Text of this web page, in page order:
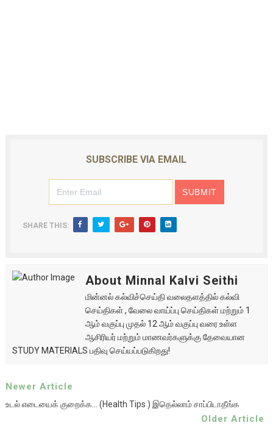
SUBSCRIBE VIA EMAIL
SHARE THIS:
About Minnal Kalvi Seithi
மின்னல் கல்விச்செய்தி வலைதளத்தில் கல்வி
செய்திகள் , வேலை வாய்ப்பு செய்திகள் மற்றும் 1
ஆம் வகுப்பு முதல் 12 ஆம் வகுப்பு வரை உள்ள
ஆசிரியர் மற்றும் மாணவர்களுக்கு தேவையான
STUDY MATERIALS பதிவு செய்யப்படுகிறது!
Newer Article
உடல் எடையைக் குறைக்க... (Health Tips ) இதெல்லாம் சாப்பிடாதீங்க
Older Article